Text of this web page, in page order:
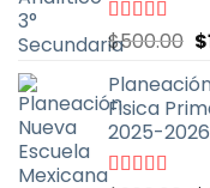
Valorado
con
5
$500.00 El
$
Fisica
2025-2026